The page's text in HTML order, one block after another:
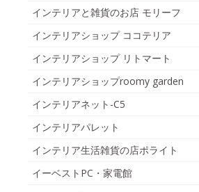
インテリアと雑貨のお店 モリーフ
インテリアショップ ココテリア
インテリアショップ リトマート
インテリアショップroomy garden
インテリアネット-C5
インテリアパレット
インテリア生活雑貨の店ポライト
イーベストPC・家電館